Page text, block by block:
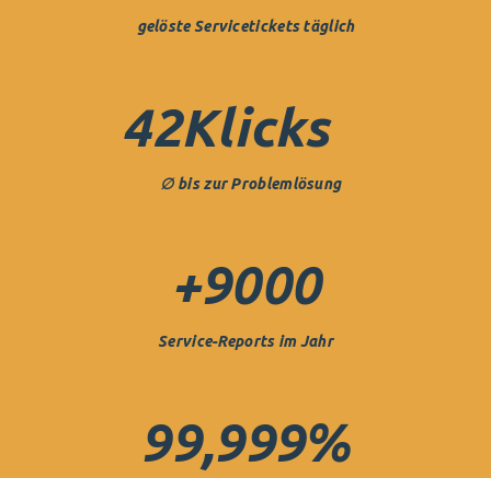
gelöste Servicetickets täglich
42Klicks
∅ bis zur Problemlösung
+9000
Service-Reports im Jahr
99,999%